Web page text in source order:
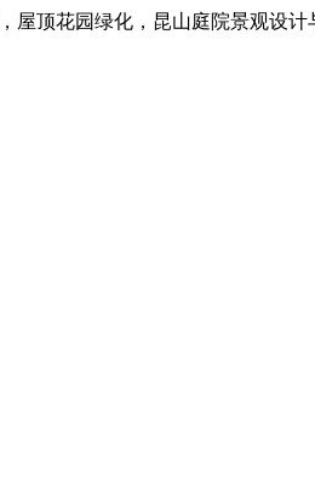
顶花园绿化，昆山庭院景观设